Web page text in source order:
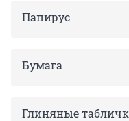
Папирус
Бумага
Глиняные